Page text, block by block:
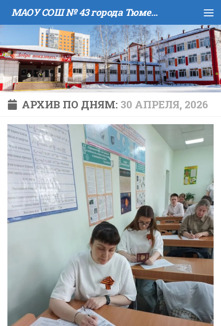
Skip to content МАОУ COШ № 43 города Тюмени имени В.И. Муравленко
АРХИВ ПО ДНЯМ: 30 АПРЕЛЯ, 2026